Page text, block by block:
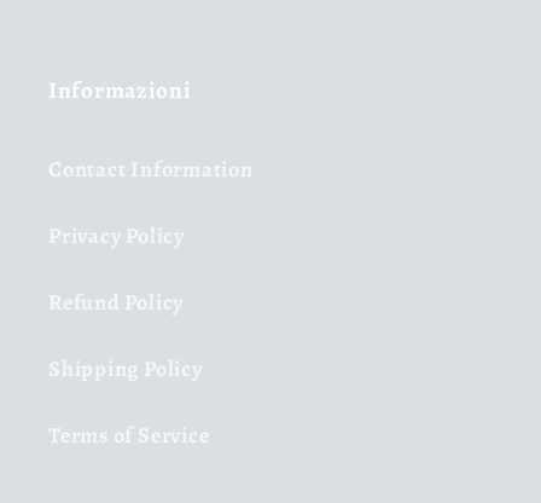
Informazioni
Contact Information
Privacy Policy
Refund Policy
Shipping Policy
Terms of Service